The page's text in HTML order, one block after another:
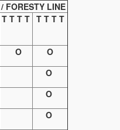
FORESTY LINE
T T T T T T T T
O
O
O
O
O